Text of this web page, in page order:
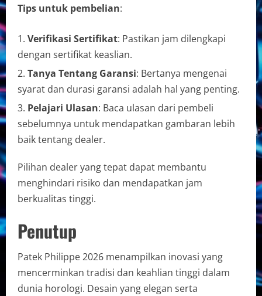
Tips untuk pembelian:
Verifikasi Sertifikat: Pastikan jam dilengkapi
dengan sertifikat keaslian.
Tanya Tentang Garansi: Bertanya mengenai
syarat dan durasi garansi adalah hal yang penting.
Pelajari Ulasan: Baca ulasan dari pembeli
sebelumnya untuk mendapatkan gambaran lebih
baik tentang dealer.
Pilihan dealer yang tepat dapat membantu
menghindari risiko dan mendapatkan jam
berkualitas tinggi.
Penutup
Patek Philippe 2026 menampilkan inovasi yang
mencerminkan tradisi dan keahlian tinggi dalam
dunia horologi. Desain yang elegan serta